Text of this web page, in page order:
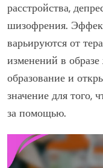
расстройства,
шизофрения.
варьируются от
изменений в
образование и
значение для того,
за помощью.